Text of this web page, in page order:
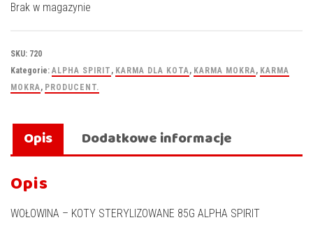
Brak w magazynie
SKU: 720
Kategorie: ALPHA SPIRIT , KARMA DLA KOTA, KARMA MOKRA, KARMA
MOKRA, PRODUCENT.
Opis Dodatkowe informacje
Opis
WOŁOWINA – KOTY STERYLIZOWANE 85G ALPHA SPIRIT